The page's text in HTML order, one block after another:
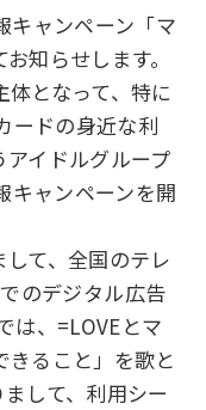
キャンペーン「マ
知らせします。
となって、特に
ードの身近な利
イドルグループ
キャンペーンを開
て、全国のテレ
のデジタル広告
は、=LOVEとマ
きること」を歌と
して、利用シー